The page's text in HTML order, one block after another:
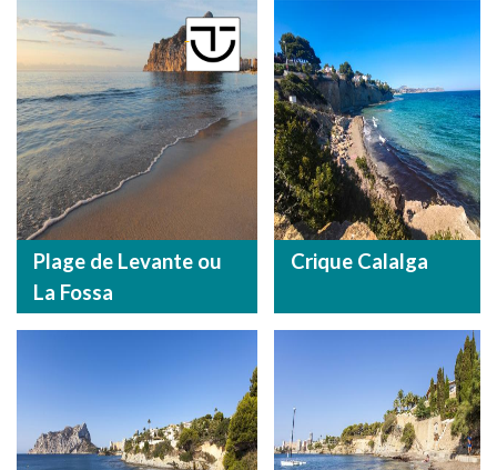
Plage de Levante ou
La Fossa
Crique Calalga